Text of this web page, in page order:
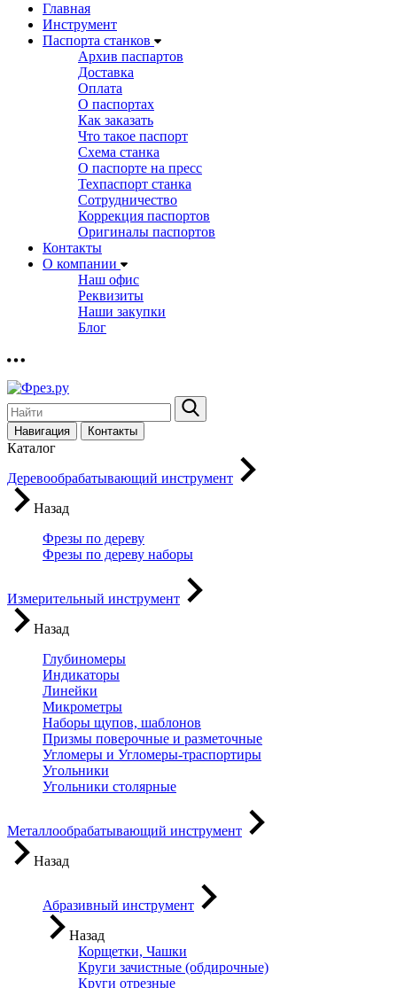
Главная
Инструмент
Паспорта станков
Архив паспартов
Доставка
Оплата
О паспортах
Как заказать
Что такое паспорт
Схема станка
О паспорте на пресс
Техпаспорт станка
Сотрудничество
Коррекция паспортов
Оригиналы паспортов
Контакты
О компании
Наш офис
Реквизиты
Наши закупки
Блог
Навигация Контакты
Каталог
Деревообрабатывающий инструмент
Назад
Фрезы по дереву
Фрезы по дереву наборы
Измерительный инструмент
Назад
Глубиномеры
Индикаторы
Линейки
Микрометры
Наборы щупов, шаблонов
Призмы поверочные и разметочные
Угломеры и Угломеры-траспортиры
Угольники
Угольники столярные
Металлообрабатывающий инструмент
Назад
Абразивный инструмент
Назад
Корщетки, Чашки
Круги зачистные (обдирочные)
Круги отрезные